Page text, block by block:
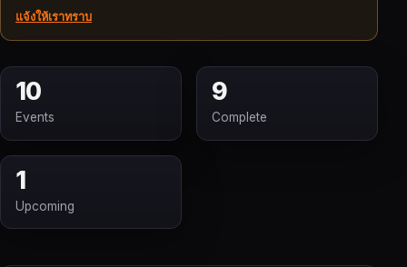
แจ้งให้เราทราบ
10
Events
9
Complete
1
Upcoming